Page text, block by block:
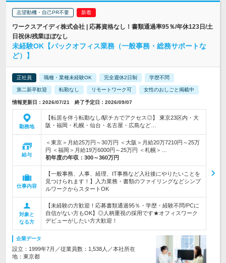
志望動機・自己PR不要
ワークスアイディ株式会社 | 応募資格なし！書類通過率95％/年休123日/土
日祝休/残業ほぼなし
未経験OK【バックオフィス業務（一般事務・総務サポートな
ど）】
正社員 職種・業種未経験OK 完全週休2日制 学歴不問
第二新卒歓迎 転勤なし リモートワーク可 女性のおしごと掲載中
情報更新日：2026/07/21 終了予定日：2026/09/07
勤務地
【転居を伴う転勤なし/駅チカでアクセス◎】 東京23区内・大
阪・福岡・札幌・仙台・名古屋・広島など…
給与
＜東京＞月給25万円～30万円 ＜大阪＞月給20万7210円～25万
円 ＜福岡＞月給19万6000円～25万円 ＜札幌＞…
初年度の年収： 300～360万円
仕事内容
【一般事務、人事、経理、IT事務など入社後にやりたいことを
見つけられます！】入力業務・書類のファイリングなどシンプ
ルワークからスタートOK
対象と
なる方
【未経験の方歓迎！応募書類通過95％・学歴・経験不問/PCに
自信がない方もOK】◎人柄重視の採用です★オフィスワーク
デビューがしたい方大歓迎！
企業データ
設立：1999年7月／従業員数：1,538人／本社所在
地：東京都